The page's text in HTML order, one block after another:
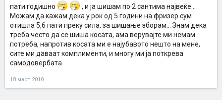
пати годишно
, и ја шишам по 2 сантима највеќе...
Можам да кажам дека у рок од 5 години на фризер сум
отишла 5,6 пати преку сила, за шишање зборам... Знам дека
треба често да се шиша косата, ама верувајте ми немам
потреба, напротив косата ми е најубавото нешто на мене,
сите ми даваат комплименти, и многу ми ја поткрева
самодовербата
18 март 2010